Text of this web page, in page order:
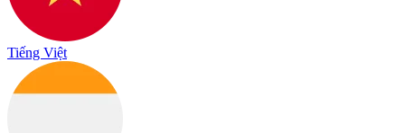
Tiếng Việt